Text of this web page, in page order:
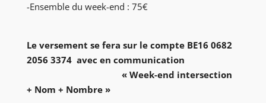
-Ensemble du week-end : 75€
Le versement se fera sur le compte BE16 0682
2056 3374 avec en communication
« Week-end intersection
+ Nom + Nombre »